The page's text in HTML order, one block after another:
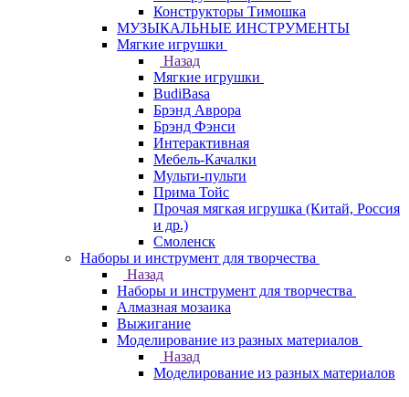
Конструкторы Тимошка
МУЗЫКАЛЬНЫЕ ИНСТРУМЕНТЫ
Мягкие игрушки
Назад
Мягкие игрушки
BudiBasa
Брэнд Аврора
Брэнд Фэнси
Интерактивная
Мебель-Качалки
Мульти-пульти
Прима Тойс
Прочая мягкая игрушка (Китай, Россия
и др.)
Смоленск
Наборы и инструмент для творчества
Назад
Наборы и инструмент для творчества
Алмазная мозаика
Выжигание
Моделирование из разных материалов
Назад
Моделирование из разных материалов